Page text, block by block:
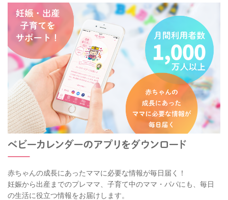
赤ちゃんの成長にあったママに必要な情報が毎日届く！
妊娠から出産までのプレママ、子育て中のママ・パパにも、毎日
の生活に役立つ情報をお届けします。